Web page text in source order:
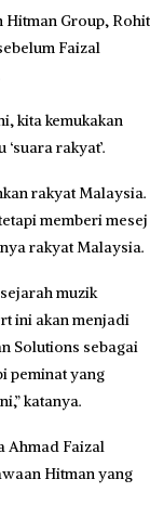
Hitman Group, Rohit
Faizal
kita kemukakan
rakyat’.
rakyat Malaysia.
memberi mesej
rakyat Malaysia.
muzik
ini akan menjadi
Solutions sebagai
peminat yang
katanya.
Ahmad Faizal
Hitman yang